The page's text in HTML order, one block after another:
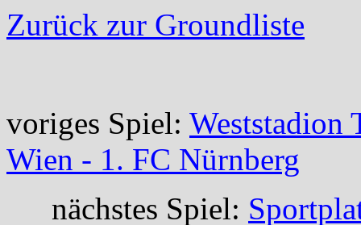
Zurück zur Groundliste
voriges Spiel: Weststadion
Wien - 1. FC Nürnberg
nächstes Spiel: